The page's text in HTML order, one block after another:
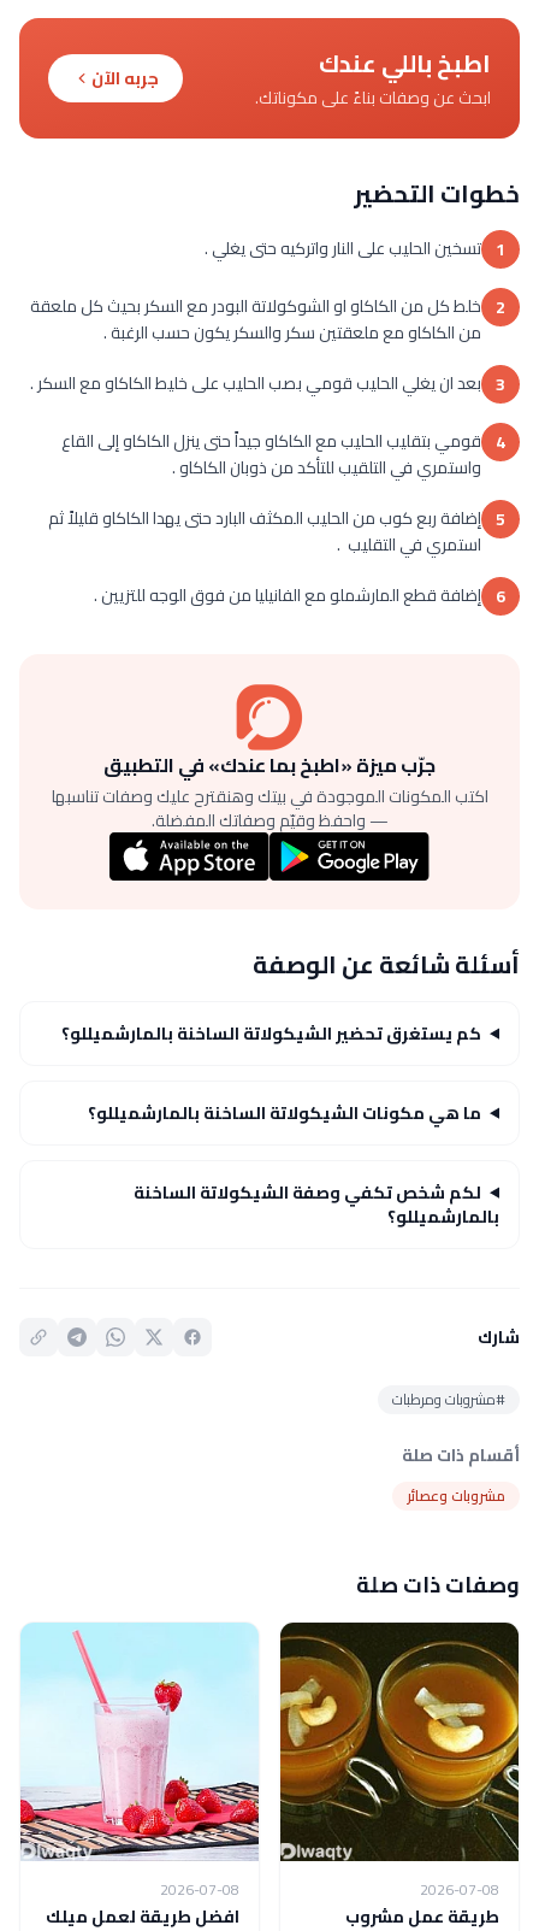
اطبخ باللي عندك
ابحث عن وصفات بناءً على مكوناتك.
جربه الآن
خطوات التحضير
1 تسخين الحليب على النار واتركيه حتى يغلي .
2 خلط كل من الكاكاو او الشوكولاتة البودر مع السكر بحيث كل ملعقة
من الكاكاو مع ملعقتين سكر والسكر يكون حسب الرغبة .
3 بعد ان يغلي الحليب قومي بصب الحليب على خليط الكاكاو مع السكر .
4 قومي بتقليب الحليب مع الكاكاو جيداً حتى ينزل الكاكاو إلى القاع
واستمري في التلقيب للتأكد من ذوبان الكاكاو .
5 إضافة ربع كوب من الحليب المكثف البارد حتى يهدا الكاكاو قليلاً ثم
استمري في التقليب .
6 إضافة قطع المارشملو مع الفانيليا من فوق الوجه للتزيين .
جرّب ميزة «اطبخ بما عندك» في التطبيق
اكتب المكونات الموجودة في بيتك وهنقترح عليك وصفات تناسبها
— واحفظ وقيّم وصفاتك المفضلة.
أسئلة شائعة عن الوصفة
كم يستغرق تحضير الشيكولاتة الساخنة بالمارشميللو؟
ما هي مكونات الشيكولاتة الساخنة بالمارشميللو؟
لكم شخص تكفي وصفة الشيكولاتة الساخنة
بالمارشميللو؟
شارك
#مشروبات ومرطبات
أقسام ذات صلة
مشروبات وعصائر
وصفات ذات صلة
2026-07-08
طريقة عمل مشروب
2026-07-08
افضل طريقة لعمل ميلك